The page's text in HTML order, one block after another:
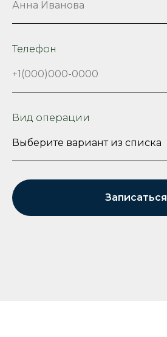
Телефон
Вид операции
Записаться